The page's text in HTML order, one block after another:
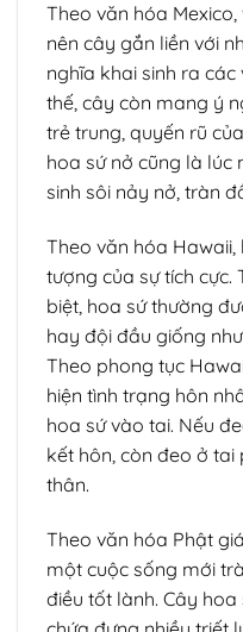
Theo văn hóa
nên cây gắn liền với
nghĩa khai sinh ra các
thế, cây còn mang ý
trẻ trung, quyến rũ
hoa sứ nở cũng là lúc
sinh sôi nảy nở, tràn
Theo văn hóa
tượng của sự tích cực.
biệt, hoa sứ thường
hay đội đầu giống
Theo phong tục
hiện tình trạng hôn
hoa sứ vào tai. Nếu
kết hôn, còn đeo ở
thân.
Theo văn hóa Phật
một cuộc sống mới
điều tốt lành. Cây hoa